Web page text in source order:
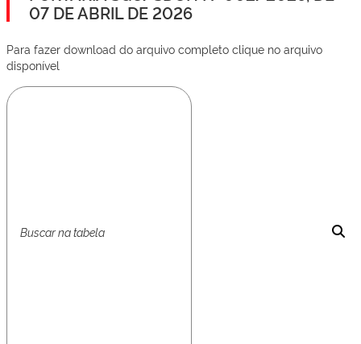
07 DE ABRIL DE 2026
Para fazer download do arquivo completo clique no arquivo
disponível